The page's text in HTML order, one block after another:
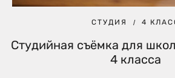
СТУДИЯ 4
Студийная съёмка для
4 класса